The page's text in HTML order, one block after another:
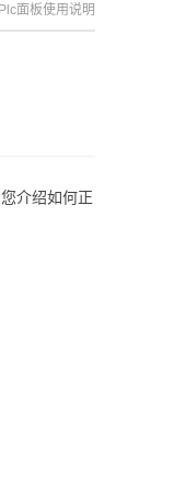
面板使用说明
介绍如何正